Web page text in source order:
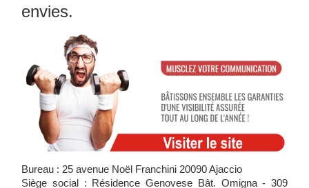
envies.
Bureau : 25 avenue Noël Franchini 20090 Ajaccio
Siège social : Résidence Genovese Bât. Omigna - 309